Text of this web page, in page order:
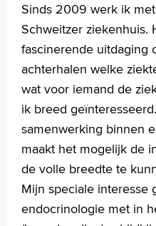
Sinds 2009 werk ik
Schweitzer ziekenhuis.
fascinerende uitdaging
achterhalen welke
wat voor iemand de
ik breed
samenwerking binnen
maakt het mogelijk de
de volle breedte te
Mijn speciale interesse
endocrinologie met in